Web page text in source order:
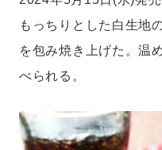
もっちりとした白生地
を包み焼き上げた。温
べられる。